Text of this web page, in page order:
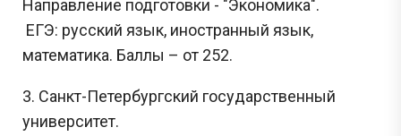
Направление подготовки - "Экономика".
ЕГЭ: русский язык, иностранный язык,
математика. Баллы – от 252.
3. Санкт-Петербургский государственный
университет.